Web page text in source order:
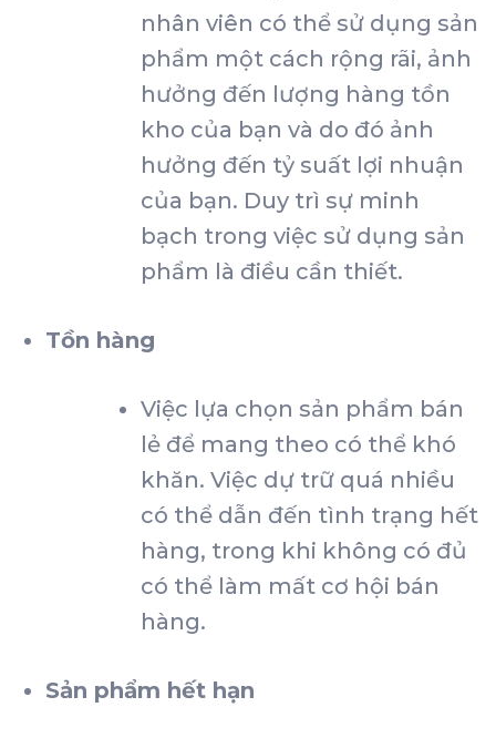
nhân viên có thể sử dụng sản
phẩm một cách rộng rãi, ảnh
hưởng đến lượng hàng tồn
kho của bạn và do đó ảnh
hưởng đến tỷ suất lợi nhuận
của bạn. Duy trì sự minh
bạch trong việc sử dụng sản
phẩm là điều cần thiết.
Tồn hàng
Việc lựa chọn sản phẩm bán
lẻ để mang theo có thể khó
khăn. Việc dự trữ quá nhiều
có thể dẫn đến tình trạng hết
hàng, trong khi không có đủ
có thể làm mất cơ hội bán
hàng.
Sản phẩm hết hạn